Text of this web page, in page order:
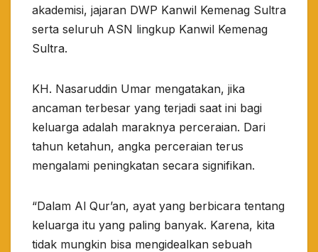
akademisi, jajaran DWP Kanwil Kemenag Sultra
serta seluruh ASN lingkup Kanwil Kemenag
Sultra.
KH. Nasaruddin Umar mengatakan, jika
ancaman terbesar yang terjadi saat ini bagi
keluarga adalah maraknya perceraian. Dari
tahun ketahun, angka perceraian terus
mengalami peningkatan secara signifikan.
“Dalam Al Qur’an, ayat yang berbicara tentang
keluarga itu yang paling banyak. Karena, kita
tidak mungkin bisa mengidealkan sebuah